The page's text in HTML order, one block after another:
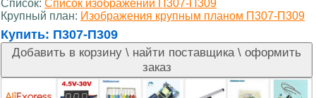
Список: Список изображений П307-П309
Крупный план: Изображения крупным планом П307-П309
Купить: П307-П309